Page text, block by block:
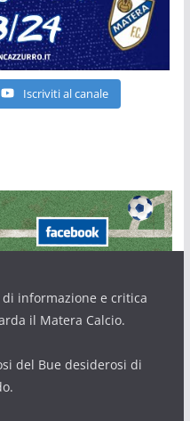
Iscriviti al canale
informazione e critica
il Matera Calcio.
del Bue desiderosi di